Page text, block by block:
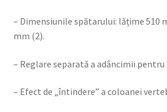
– Dimensiunile spătarului: lățime 510
mm (2).
– Reglare separată a adâncimii
– Efect de „întindere” a coloanei